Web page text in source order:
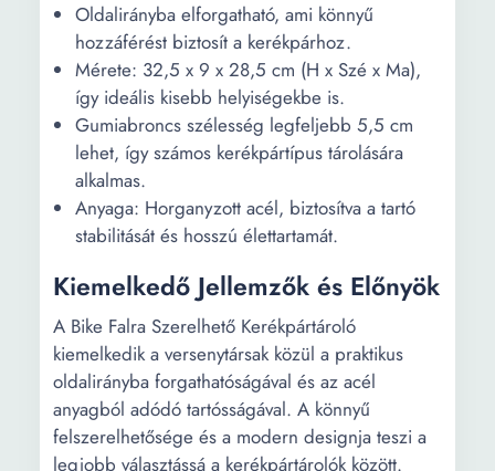
Oldalirányba elforgatható, ami könnyű
hozzáférést biztosít a kerékpárhoz.
Mérete: 32,5 x 9 x 28,5 cm (H x Szé x Ma),
így ideális kisebb helyiségekbe is.
Gumiabroncs szélesség legfeljebb 5,5 cm
lehet, így számos kerékpártípus tárolására
alkalmas.
Anyaga: Horganyzott acél, biztosítva a tartó
stabilitását és hosszú élettartamát.
Kiemelkedő Jellemzők és Előnyök
A Bike Falra Szerelhető Kerékpártároló
kiemelkedik a versenytársak közül a praktikus
oldalirányba forgathatóságával és az acél
anyagból adódó tartósságával. A könnyű
felszerelhetősége és a modern designja teszi a
legjobb választássá a kerékpártárolók között.